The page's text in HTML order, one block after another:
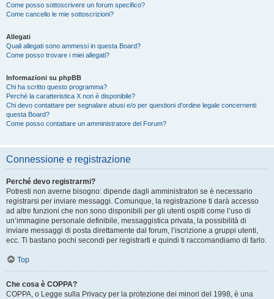
Come posso sottoscrivere un forum specifico?
Come cancello le mie sottoscrizioni?
Allegati
Quali allegati sono ammessi in questa Board?
Come posso trovare i miei allegati?
Informazioni su phpBB
Chi ha scritto questo programma?
Perché la caratteristica X non è disponibile?
Chi devo contattare per segnalare abusi e/o per questioni d’ordine legale concernenti
questa Board?
Come posso contattare un amministratore del Forum?
Connessione e registrazione
Perché devo registrarmi?
Potresti non averne bisogno: dipende dagli amministratori se è necessario
registrarsi per inviare messaggi. Comunque, la registrazione ti darà accesso
ad altre funzioni che non sono disponibili per gli utenti ospiti come l’uso di
un’immagine personale definibile, messaggistica privata, la possibilità di
inviare messaggi di posta direttamente dal forum, l’iscrizione a gruppi utenti,
ecc. Ti bastano pochi secondi per registrarti e quindi ti raccomandiamo di farlo.
Top
Che cosa è COPPA?
COPPA, o Legge sulla Privacy per la protezione dei minori del 1998, è una